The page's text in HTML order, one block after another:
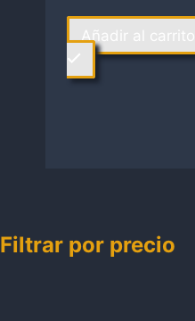
Añadir al carrito
Filtrar por precio